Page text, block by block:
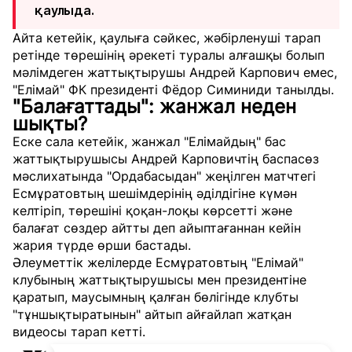
қаулыда.
Айта кетейік, қаулыға сәйкес, жәбірленуші тарап
ретінде төрешінің әрекеті туралы алғашқы болып
мәлімдеген жаттықтырушы Андрей Карпович емес,
"Елімай" ФК президенті Фёдор Симиниди танылды.
"Балағаттады": жанжал неден
шықты?
Еске сала кетейік, жанжал "Елімайдың" бас
жаттықтырушысы Андрей Карповичтің баспасөз
мәслихатында "Ордабасыдан" жеңілген матчтегі
Есмұратовтың шешімдерінің әділдігіне күмән
келтіріп, төрешіні қоқан-лоқы көрсетті және
балағат сөздер айтты деп айыптағаннан кейін
жария түрде өрши бастады.
Әлеуметтік желілерде Есмұратовтың "Елімай"
клубының жаттықтырушысы мен президентіне
қаратып, маусымның қалған бөлігінде клубты
"тұншықтыратынын" айтып айғайлап жатқан
видеосы тарап кетті.